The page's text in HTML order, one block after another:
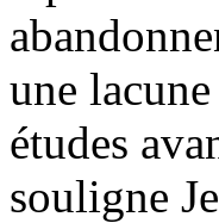
une
études
souligne